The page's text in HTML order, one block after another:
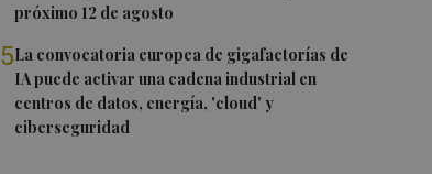
próximo 12 de agosto
5La convocatoria europea de gigafactorías de
IA puede activar una cadena industrial en
centros de datos, energía, 'cloud' y
ciberseguridad